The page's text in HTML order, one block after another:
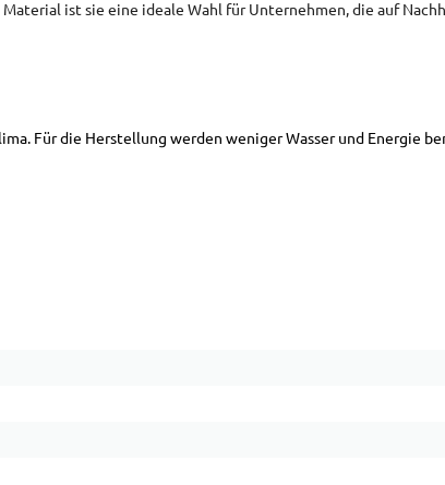
ist sie eine ideale Wahl für Unternehmen, die auf
Für die Herstellung werden weniger Wasser und Energie